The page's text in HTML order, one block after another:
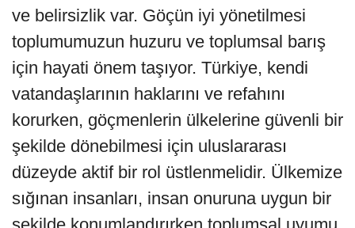
ve belirsizlik var. Göçün iyi yönetilmesi
toplumumuzun huzuru ve toplumsal barış
için hayati önem taşıyor. Türkiye, kendi
vatandaşlarının haklarını ve refahını
korurken, göçmenlerin ülkelerine güvenli bir
şekilde dönebilmesi için uluslararası
düzeyde aktif bir rol üstlenmelidir. Ülkemize
sığınan insanları, insan onuruna uygun bir